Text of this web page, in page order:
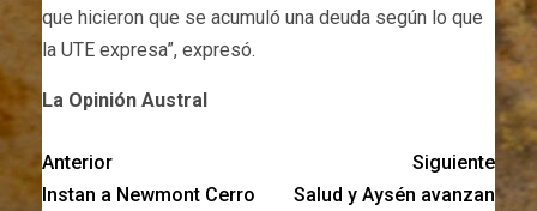
que hicieron que se acumuló una deuda según lo que
la UTE expresa”, expresó.
La Opinión Austral
Anterior
Instan a Newmont Cerro
Siguiente
Salud y Aysén avanzan